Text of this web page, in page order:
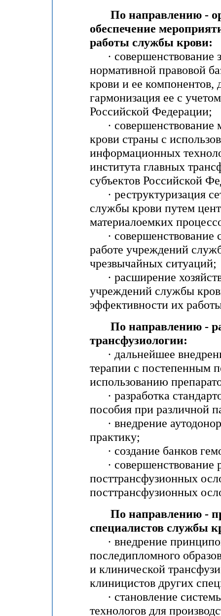
По направлению -
обеспечение
работы службы крови:
· совершенствование
нормативной правовой
крови и ее компонентов,
гармонизация ее с
Российской Федерации;
· совершенствование
крови страны с
информационных
института главных
субъектов Российской
· реструктуризация
службы крови путем
материалоемких
· совершенствование
работе учреждений
чрезвычайных ситуаций;
· расширение
учреждений службы
эффективности их
По направлению -
трансфузиологии:
· дальнейшее
терапии с постепенным
использованию
· разработка
пособия при различной
· внедрение
практику;
· создание банков
· совершенствование
посттрансфузионных
посттрансфузионных
По направлению -
специалистов службы
· внедрение
последипломного
и клинической
клиницистов других
· становление
технологов для